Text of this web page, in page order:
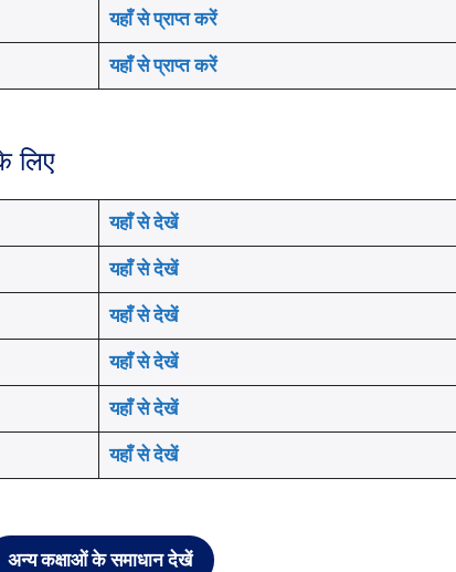
यहाँ से प्राप्त करें
यहाँ से प्राप्त करें
लिए
यहाँ से देखें
यहाँ से देखें
यहाँ से देखें
यहाँ से देखें
यहाँ से देखें
यहाँ से देखें
अन्य कक्षाओं के समाधान देखें